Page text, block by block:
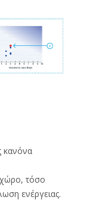
κανόνα
τόσο
ενέργειας.